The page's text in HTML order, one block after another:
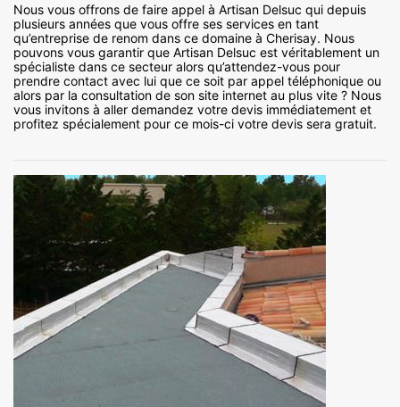
Nous vous offrons de faire appel à Artisan Delsuc qui depuis
plusieurs années que vous offre ses services en tant
qu’entreprise de renom dans ce domaine à Cherisay. Nous
pouvons vous garantir que Artisan Delsuc est véritablement un
spécialiste dans ce secteur alors qu’attendez-vous pour
prendre contact avec lui que ce soit par appel téléphonique ou
alors par la consultation de son site internet au plus vite ? Nous
vous invitons à aller demandez votre devis immédiatement et
profitez spécialement pour ce mois-ci votre devis sera gratuit.